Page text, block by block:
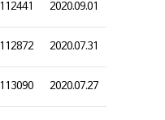
112441 2020.09.01
112872 2020.07.31
113090 2020.07.27